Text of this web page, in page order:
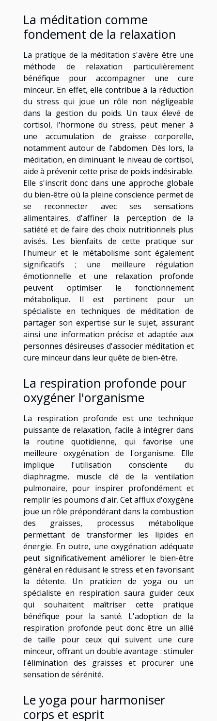
La méditation comme
fondement de la relaxation
La pratique de la méditation s'avère être une
méthode de relaxation particulièrement
bénéfique pour accompagner une cure
minceur. En effet, elle contribue à la réduction
du stress qui joue un rôle non négligeable
dans la gestion du poids. Un taux élevé de
cortisol, l'hormone du stress, peut mener à
une accumulation de graisse corporelle,
notamment autour de l'abdomen. Dès lors, la
méditation, en diminuant le niveau de cortisol,
aide à prévenir cette prise de poids indésirable.
Elle s'inscrit donc dans une approche globale
du bien-être où la pleine conscience permet de
se reconnecter avec ses sensations
alimentaires, d'affiner la perception de la
satiété et de faire des choix nutritionnels plus
avisés. Les bienfaits de cette pratique sur
l'humeur et le métabolisme sont également
significatifs ; une meilleure régulation
émotionnelle et une relaxation profonde
peuvent optimiser le fonctionnement
métabolique. Il est pertinent pour un
spécialiste en techniques de méditation de
partager son expertise sur le sujet, assurant
ainsi une information précise et adaptée aux
personnes désireuses d'associer méditation et
cure minceur dans leur quête de bien-être.
La respiration profonde pour
oxygéner l'organisme
La respiration profonde est une technique
puissante de relaxation, facile à intégrer dans
la routine quotidienne, qui favorise une
meilleure oxygénation de l'organisme. Elle
implique l'utilisation consciente du
diaphragme, muscle clé de la ventilation
pulmonaire, pour inspirer profondément et
remplir les poumons d'air. Cet afflux d'oxygène
joue un rôle prépondérant dans la combustion
des graisses, processus métabolique
permettant de transformer les lipides en
énergie. En outre, une oxygénation adéquate
peut significativement améliorer le bien-être
général en réduisant le stress et en favorisant
la détente. Un praticien de yoga ou un
spécialiste en respiration saura guider ceux
qui souhaitent maîtriser cette pratique
bénéfique pour la santé. L'adoption de la
respiration profonde peut donc être un allié
de taille pour ceux qui suivent une cure
minceur, offrant un double avantage : stimuler
l'élimination des graisses et procurer une
sensation de sérénité.
Le yoga pour harmoniser
corps et esprit